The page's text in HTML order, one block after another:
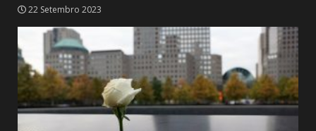
22 Setembro 2023